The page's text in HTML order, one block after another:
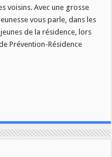
voisins. Avec une grosse
vous parle, dans les
de la résidence, lors
Prévention-Résidence